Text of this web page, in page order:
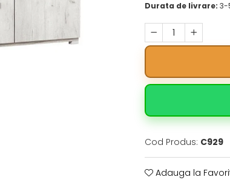
Durata de livrare: 3-
Cod Produs: C929
Adauga la